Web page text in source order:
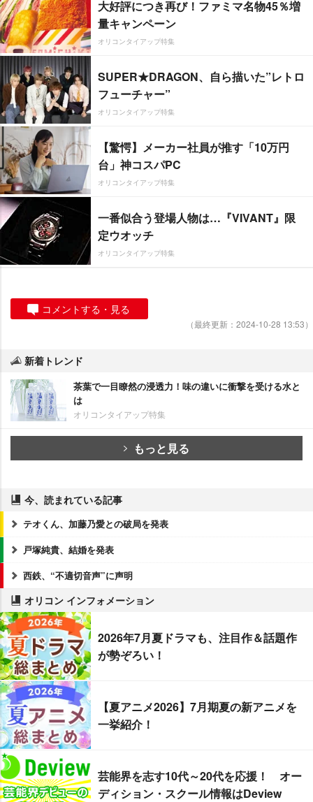
大好評につき再び！ファミマ名物45％増
量キャンペーン
オリコンタイアップ特集
SUPER★DRAGON、自ら描いた”レトロ
フューチャー”
オリコンタイアップ特集
【驚愕】メーカー社員が推す「10万円
台」神コスパPC
オリコンタイアップ特集
一番似合う登場人物は…『VIVANT』限
定ウオッチ
オリコンタイアップ特集
コメントする・見る
（最終更新：2024-10-28 13:53）
新着トレンド
茶葉で一目瞭然の浸透力！味の違いに衝撃を受ける水と
は
オリコンタイアップ特集
もっと見る
今、読まれている記事
テオくん、加藤乃愛との破局を発表
戸塚純貴、結婚を発表
西鉄、“不適切音声”に声明
オリコン インフォメーション
2026年7月夏ドラマも、注目作＆話題作
が勢ぞろい！
【夏アニメ2026】7月期夏の新アニメを
一挙紹介！
芸能界を志す10代～20代を応援！ オー
ディション・スクール情報はDeview